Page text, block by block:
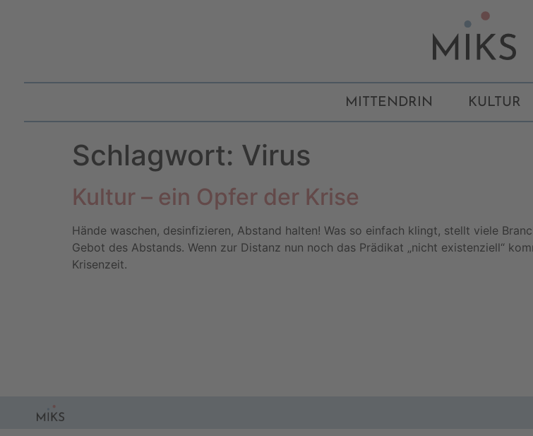
MITTENDRIN KULTUR
Schlagwort: Virus
Kultur – ein Opfer der Krise
Hände waschen, desinfizieren, Abstand halten! Was so einfach klingt, stellt viele
Gebot des Abstands. Wenn zur Distanz nun noch das Prädikat „nicht existenziell“
Krisenzeit.